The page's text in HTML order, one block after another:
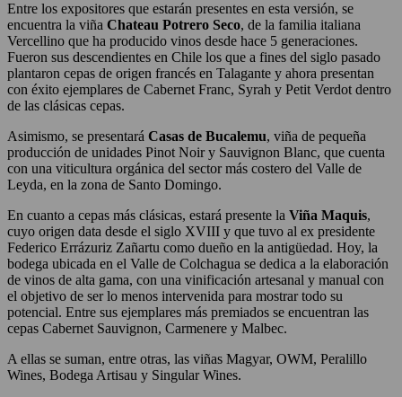
Entre los expositores que estarán presentes en esta versión, se
encuentra la viña Chateau Potrero Seco, de la familia italiana
Vercellino que ha producido vinos desde hace 5 generaciones.
Fueron sus descendientes en Chile los que a fines del siglo pasado
plantaron cepas de origen francés en Talagante y ahora presentan
con éxito ejemplares de Cabernet Franc, Syrah y Petit Verdot dentro
de las clásicas cepas.
Asimismo, se presentará Casas de Bucalemu, viña de pequeña
producción de unidades Pinot Noir y Sauvignon Blanc, que cuenta
con una viticultura orgánica del sector más costero del Valle de
Leyda, en la zona de Santo Domingo.
En cuanto a cepas más clásicas, estará presente la Viña Maquis,
cuyo origen data desde el siglo XVIII y que tuvo al ex presidente
Federico Errázuriz Zañartu como dueño en la antigüedad. Hoy, la
bodega ubicada en el Valle de Colchagua se dedica a la elaboración
de vinos de alta gama, con una vinificación artesanal y manual con
el objetivo de ser lo menos intervenida para mostrar todo su
potencial. Entre sus ejemplares más premiados se encuentran las
cepas Cabernet Sauvignon, Carmenere y Malbec.
A ellas se suman, entre otras, las viñas Magyar, OWM, Peralillo
Wines, Bodega Artisau y Singular Wines.